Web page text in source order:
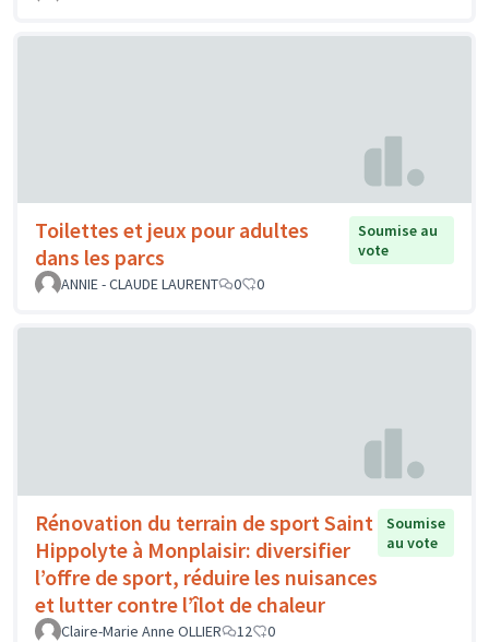
Toilettes et jeux pour adultes
dans les parcs
Soumise au
vote
ANNIE - CLAUDE LAURENT
0 0
Rénovation du terrain de sport Saint
Hippolyte à Monplaisir: diversifier
l’offre de sport, réduire les nuisances
et lutter contre l’îlot de chaleur
Soumise
au vote
Claire-Marie Anne OLLIER 12 0